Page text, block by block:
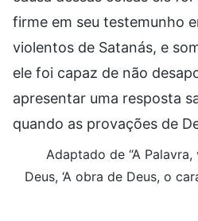
firme em seu testemunho
violentos de Satanás, e
ele foi capaz de não
apresentar uma resposta
quando as provações de
Adaptado de “A
Deus, ‘A obra de Deus, o